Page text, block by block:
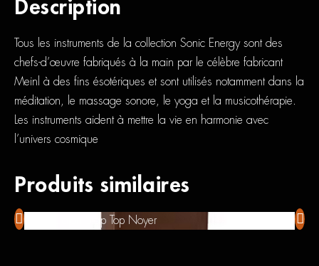
Description
Tous les instruments de la collection Sonic Energy sont des
chefs-d’œuvre fabriqués à la main par le célèbre fabricant
Meinl à des fins ésotériques et sont utilisés notamment dans la
méditation, le massage sonore, le yoga et la musicothérapie.
Les instruments aident à mettre la vie en harmonie avec
l’univers cosmique
Produits similaires
Meinl Cajon Slap Top Noyer